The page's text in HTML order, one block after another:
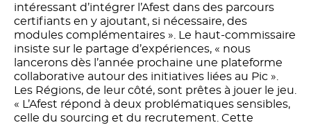
intéressant d’intégrer l’Afest dans des parcours
certifiants en y ajoutant, si nécessaire, des
modules complémentaires ». Le haut-commissaire
insiste sur le partage d’expériences, « nous
lancerons dès l’année prochaine une plateforme
collaborative autour des initiatives liées au Pic ».
Les Régions, de leur côté, sont prêtes à jouer le jeu.
« L’Afest répond à deux problématiques sensibles,
celle du sourcing et du recrutement. Cette